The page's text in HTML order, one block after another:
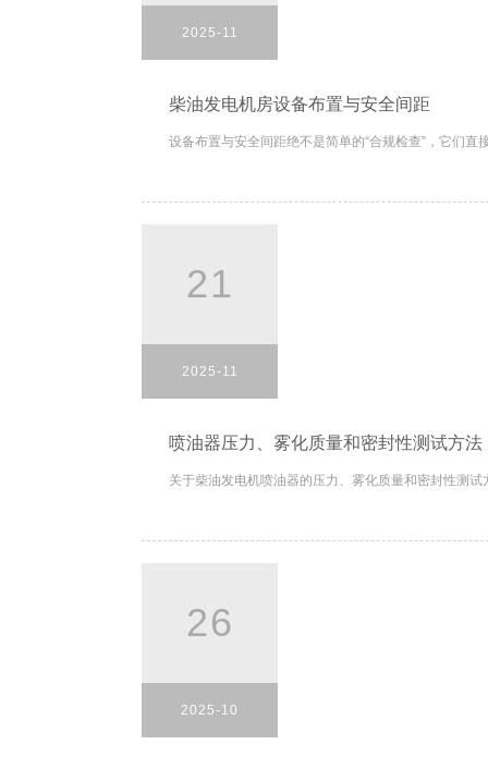
2025-11
柴油发电机房设备布置与安全间距
设备布置与安全间距绝不是简单的“合规检查”，它们
21
2025-11
喷油器压力、雾化质量和密封性测试方法
关于柴油发电机喷油器的压力、雾化质量和密封性测
26
2025-10